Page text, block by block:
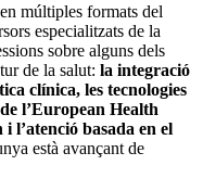
múltiples formats del
especialitzats de la
sobre alguns dels
de la salut: la integració
clínica, les tecnologies
l’European Health
l’atenció basada en el
està avançant de